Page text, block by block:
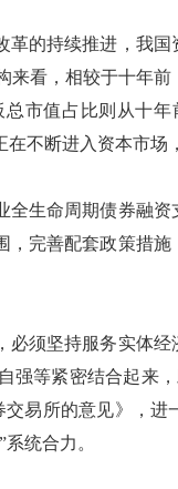
的持续推进，我国
来看，相较于十年
市值占比则从十年
不断进入资本市场
生命周期债券融资
完善配套政策措
须坚持服务实体经
等紧密结合起来，
易所的意见》，进
统合力。